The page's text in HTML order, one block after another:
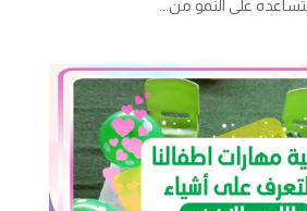
على النمو من...